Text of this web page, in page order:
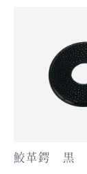
鮫革鍔 黒